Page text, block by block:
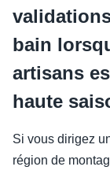
bain
artisans
haute
Si vous dirigez
région de